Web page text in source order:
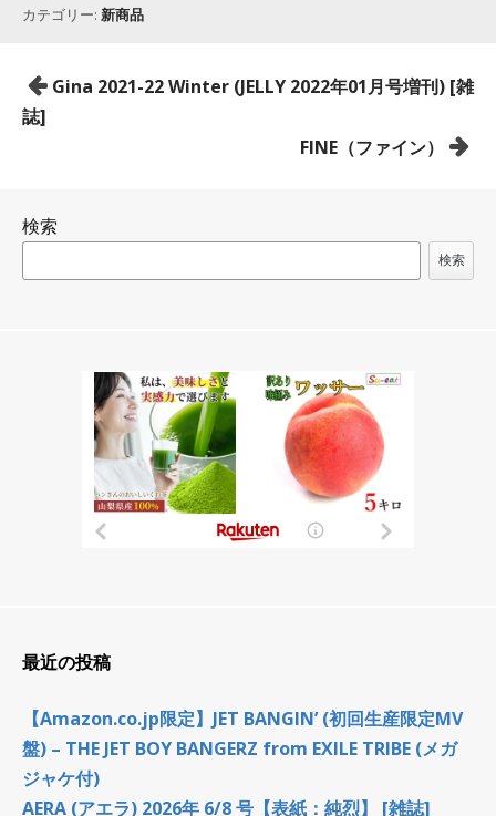
カテゴリー: 新商品
投
稿
ー
Gina 2021-22 Winter (JELLY 2022年01月号増刊) [雑
誌]
FINE（ファイン）
検索
検索
最近の投稿
【Amazon.co.jp限定】JET BANGIN’ (初回生産限定MV
盤) – THE JET BOY BANGERZ from EXILE TRIBE (メガ
ジャケ付)
AERA (アエラ) 2026年 6/8 号【表紙：純烈】 [雑誌]